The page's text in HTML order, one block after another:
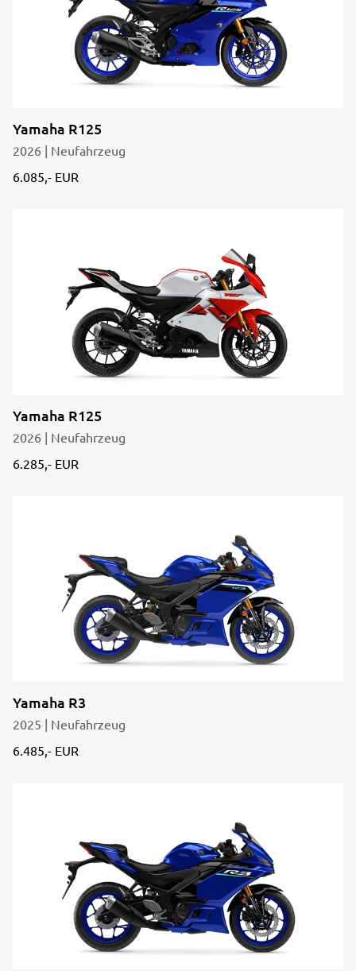
Yamaha R125
2026 | Neufahrzeug
6.085,- EUR
Yamaha R125
2026 | Neufahrzeug
6.285,- EUR
Yamaha R3
2025 | Neufahrzeug
6.485,- EUR